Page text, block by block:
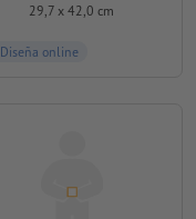
29,7 x 42,0 cm
Diseña online